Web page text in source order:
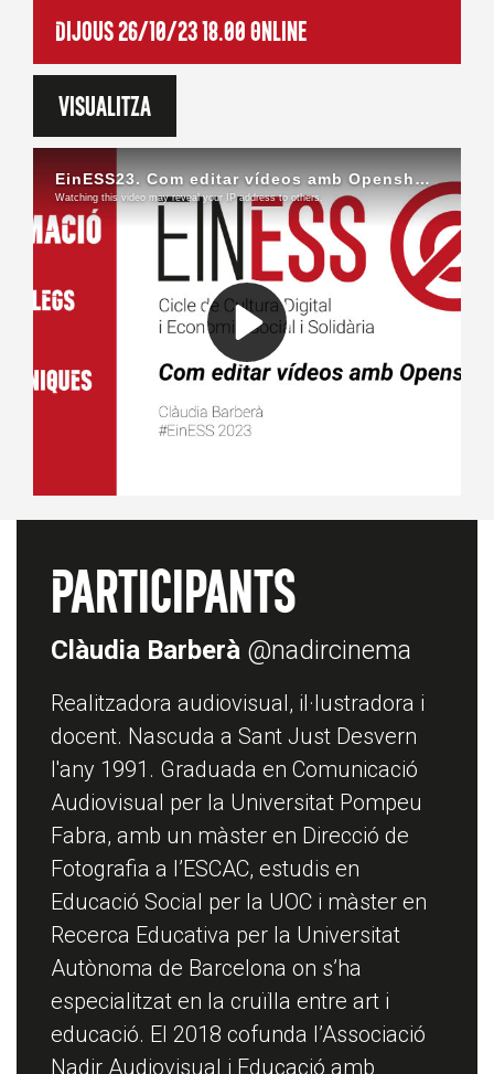
Dijous 26/10/23 18.00 Online
Visualitza
Participants
Clàudia Barberà @nadircinema
Realitzadora audiovisual, il·lustradora i
docent. Nascuda a Sant Just Desvern
l'any 1991. Graduada en Comunicació
Audiovisual per la Universitat Pompeu
Fabra, amb un màster en Direcció de
Fotografia a l’ESCAC, estudis en
Educació Social per la UOC i màster en
Recerca Educativa per la Universitat
Autònoma de Barcelona on s’ha
especialitzat en la cruïlla entre art i
educació. El 2018 cofunda l’Associació
Nadir Audiovisual i Educació amb